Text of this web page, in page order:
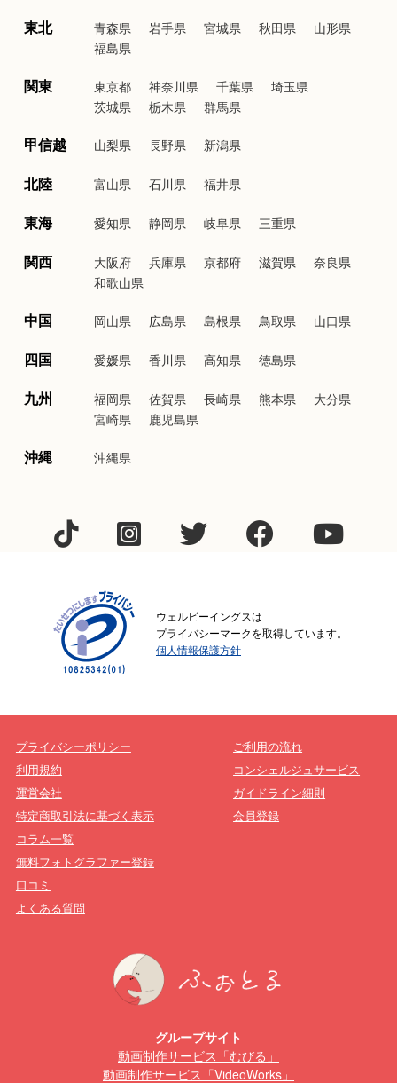
東北 青森県 岩手県 宮城県 秋田県
山形県
福島県
関東 東京都 神奈川県 千葉県
埼玉県
茨城県
栃木県 群馬県
甲信越 山梨県 長野県 新潟県
北陸 富山県 石川県 福井県
東海 愛知県 静岡県 岐阜県 三重県
関西 大阪府 兵庫県 京都府 滋賀県
奈良県
和歌山県
中国 岡山県 広島県 島根県 鳥取県 山口県
四国 愛媛県 香川県 高知県 徳島県
九州 福岡県 佐賀県 長崎県 熊本県
大分県
宮崎県
鹿児島県
沖縄 沖縄県
ウェルビーイングスは
プライバシーマークを取得しています。
個人情報保護方針
プライバシーポリシー
利用規約
運営会社
特定商取引法に基づく表示
ご利用の流れ
コンシェルジュサービス
ガイドライン細則
会員登録
コラム一覧
無料フォトグラファー登録
口コミ
よくある質問
グループサイト
動画制作サービス「むびる」
動画制作サービス「VideoWorks」